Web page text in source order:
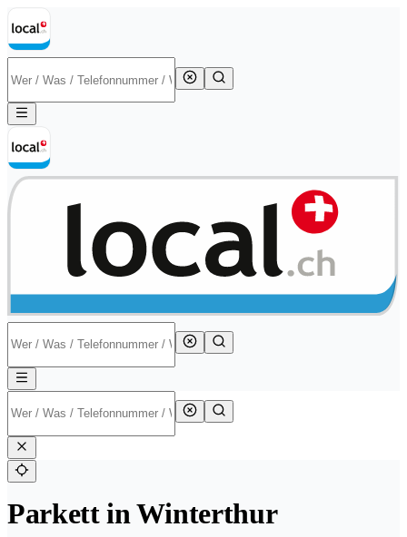
Parkett in Winterthur